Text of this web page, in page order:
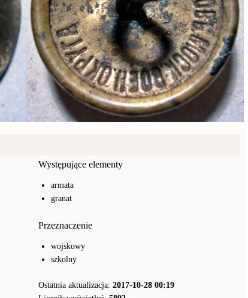
Występujące elementy
armata
granat
Przeznaczenie
wojskowy
szkolny
Ostatnia aktualizacja: 2017-10-28 00:19